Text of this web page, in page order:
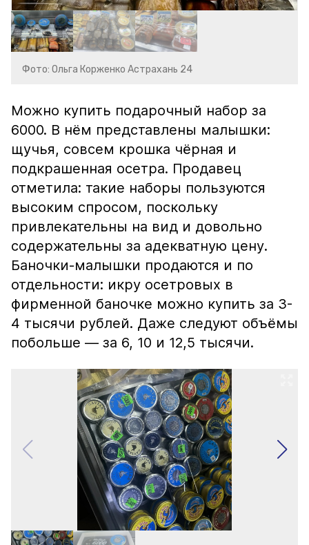
Фото: Ольга Корженко Астрахань 24
Можно купить подарочный набор за
6000. В нём представлены малышки:
щучья, совсем крошка чёрная и
подкрашенная осетра. Продавец
отметила: такие наборы пользуются
высоким спросом, поскольку
привлекательны на вид и довольно
содержательны за адекватную цену.
Баночки-малышки продаются и по
отдельности: икру осетровых в
фирменной баночке можно купить за 3-
4 тысячи рублей. Даже следуют объёмы
побольше — за 6, 10 и 12,5 тысячи.